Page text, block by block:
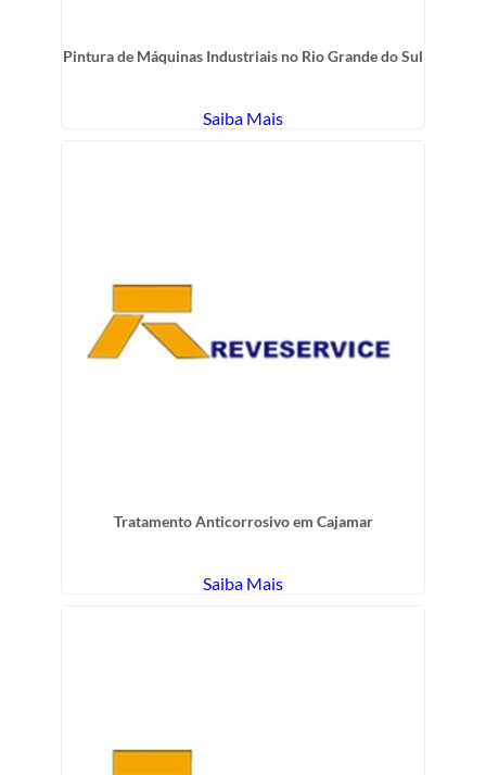
Pintura de Máquinas Industriais no Rio Grande do Sul
Saiba Mais
Tratamento Anticorrosivo em Cajamar
Saiba Mais